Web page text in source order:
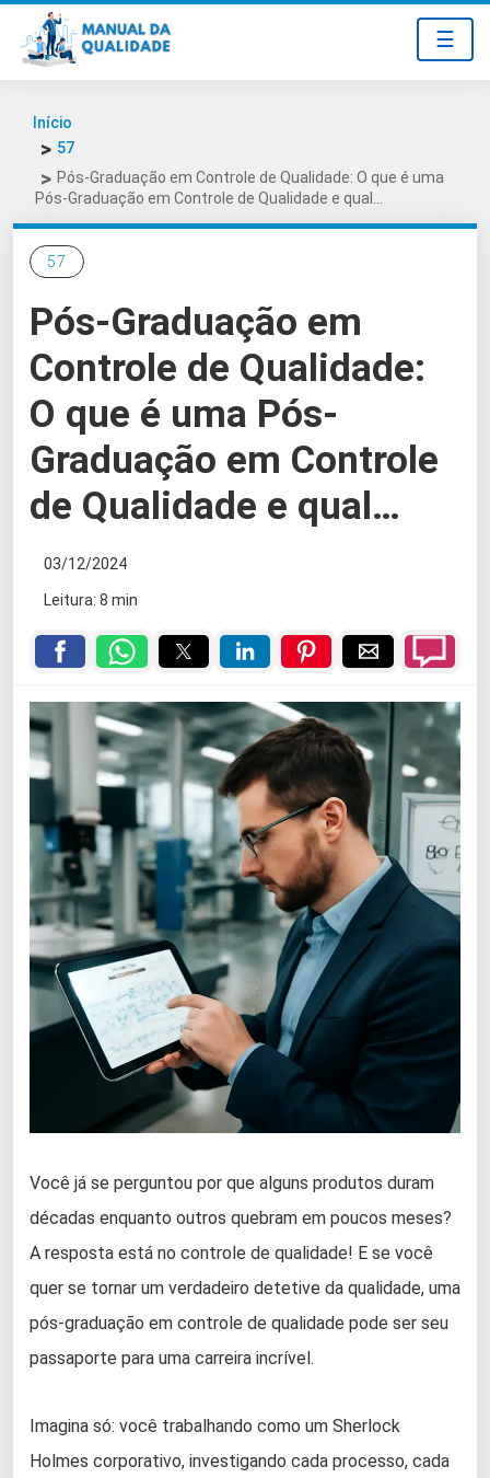
☰
Início
57
Pós-Graduação em Controle de Qualidade: O que é uma
Pós-Graduação em Controle de Qualidade e qual…
57
Pós-Graduação em
Controle de Qualidade:
O que é uma Pós-
Graduação em Controle
de Qualidade e qual…
03/12/2024
Leitura: 8 min
Você já se perguntou por que alguns produtos duram
décadas enquanto outros quebram em poucos meses?
A resposta está no controle de qualidade! E se você
quer se tornar um verdadeiro detetive da qualidade, uma
pós-graduação em controle de qualidade pode ser seu
passaporte para uma carreira incrível.
Imagina só: você trabalhando como um Sherlock
Holmes corporativo, investigando cada processo, cada